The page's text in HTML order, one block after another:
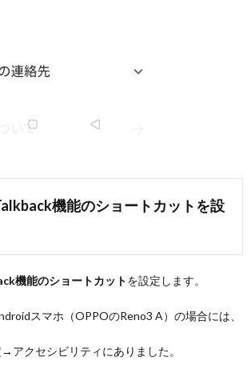
機能のショートカットを設
機能のショートカットを設定します。
スマホ（OPPOのReno3 A）の場合には、
クセシビリティにありました。